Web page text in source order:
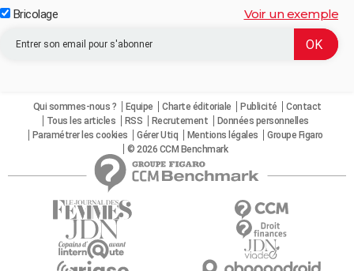
Bricolage Voir un exemple
Qui sommes-nous ? Equipe Charte éditoriale Publicité
Contact
Tous les articles
RSS Recrutement
Données personnelles
Paramétrer les cookies
Gérer Utiq Mentions légales
Groupe Figaro
© 2026 CCM Benchmark